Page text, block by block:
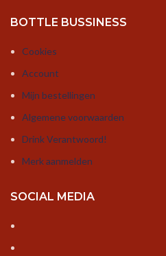
BOTTLE BUSSINESS
Cookies
Account
Mijn bestellingen
Algemene voorwaarden
Drink Verantwoord!
Merk aanmelden
SOCIAL MEDIA